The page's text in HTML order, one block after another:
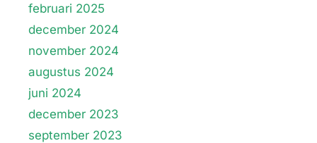
februari 2025
december 2024
november 2024
augustus 2024
juni 2024
december 2023
september 2023